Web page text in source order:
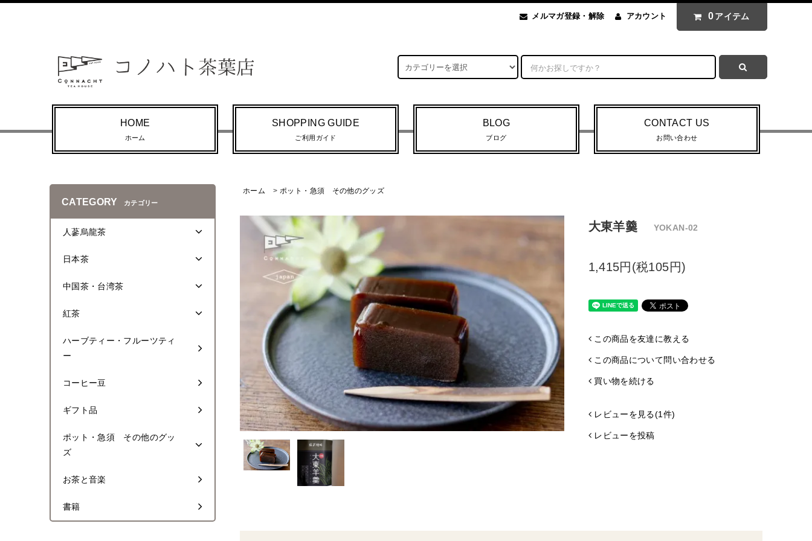
メルマガ登録・解除 アカウント 0 アイテム
HOME
ホーム
SHOPPING GUIDE
ご利用ガイド
BLOG
ブログ
CONTACT US
お問い合わせ
ホーム > ポット・急須 その他のグッズ
大東羊羹 YOKAN-02
1,415円(税105円)
この商品を友達に教える
この商品について問い合わせる
買い物を続ける
レビューを見る(1件)
レビューを投稿
CATEGORY カテゴリー
人蔘烏龍茶
日本茶
中国茶・台湾茶
紅茶
ハーブティー・フルーツティ
ー
コーヒー豆
ギフト品
ポット・急須 その他のグッ
ズ
お茶と音楽
書籍